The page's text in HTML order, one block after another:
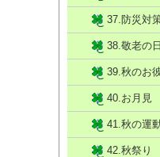
37.防災対
38.敬老の日
39.秋のお
40.お月見
41.秋の運
42.秋祭り